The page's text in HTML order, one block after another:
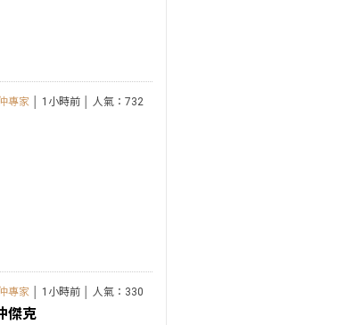
專家 │ 1小時前 │ 人氣：732
專家 │ 1小時前 │ 人氣：330
傑克